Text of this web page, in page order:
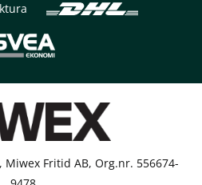
Fritid AB, Org.nr. 556674-